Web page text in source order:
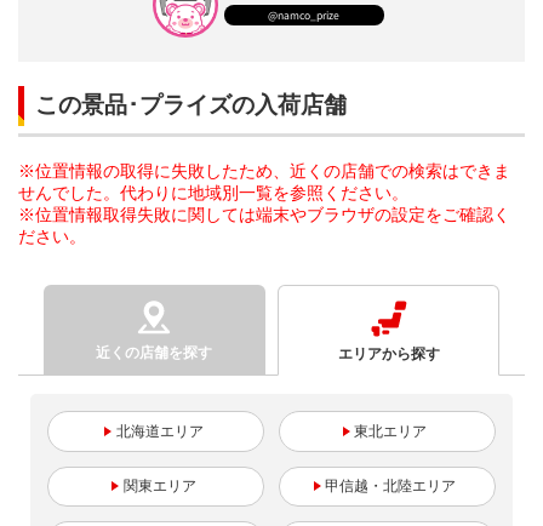
@namco_prize
この景品･プライズの入荷店舗
※位置情報の取得に失敗したため、近くの店舗での検索はできま
せんでした。代わりに地域別一覧を参照ください。
※位置情報取得失敗に関しては端末やブラウザの設定をご確認く
ださい。
近くの店舗を探す エリアから探す
北海道 東北
関東 甲信越・北陸